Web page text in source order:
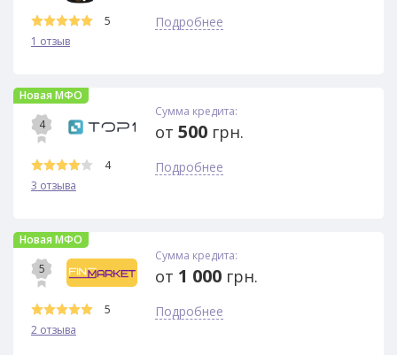
5
1 отзыв
Подробнее
Новая МФО
4
4
3 отзыва
Сумма кредита:
от 500 грн.
Подробнее
Новая МФО
5
5
2 отзыва
Сумма кредита:
от 1 000 грн.
Подробнее